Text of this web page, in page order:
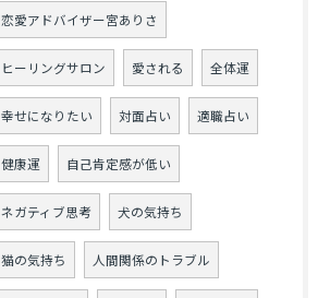
恋愛アドバイザー宮ありさ
ヒーリングサロン 愛される 全体運
幸せになりたい 対面占い 適職占い
健康運 自己肯定感が低い
ネガティブ思考 犬の気持ち
猫の気持ち 人間関係のトラブル